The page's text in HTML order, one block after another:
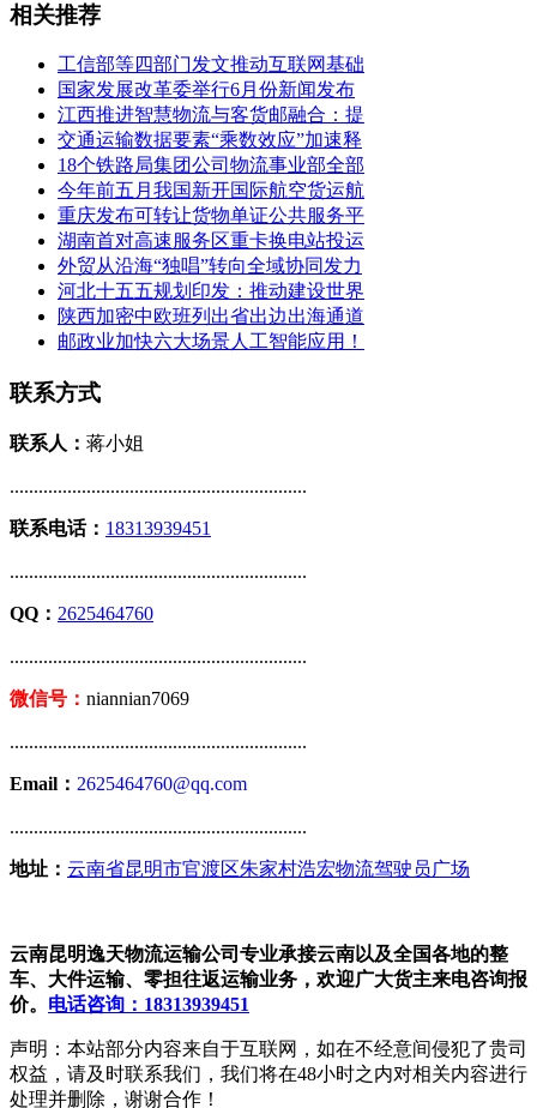
相关推荐
工信部等四部门发文推动互联网基础
国家发展改革委举行6月份新闻发布
江西推进智慧物流与客货邮融合：提
交通运输数据要素“乘数效应”加速释
18个铁路局集团公司物流事业部全部
今年前五月我国新开国际航空货运航
重庆发布可转让货物单证公共服务平
湖南首对高速服务区重卡换电站投运
外贸从沿海“独唱”转向全域协同发力
河北十五五规划印发：推动建设世界
陕西加密中欧班列出省出边出海通道
邮政业加快六大场景人工智能应用！
联系方式
联系人： 蒋小姐
..............................................................
联系电话： 18313939451
..............................................................
QQ： 2625464760
..............................................................
微信号： niannian7069
..............................................................
Email： 2625464760@qq.com
..............................................................
地址： 云南省昆明市官渡区朱家村浩宏物流驾驶员广场
云南昆明逸天物流运输公司专业承接云南以及全国各地的整
车、大件运输、零担往返运输业务，欢迎广大货主来电咨询报
价。 电话咨询：18313939451
声明：本站部分内容来自于互联网，如在不经意间侵犯了贵司
权益，请及时联系我们，我们将在48小时之内对相关内容进行
处理并删除，谢谢合作！